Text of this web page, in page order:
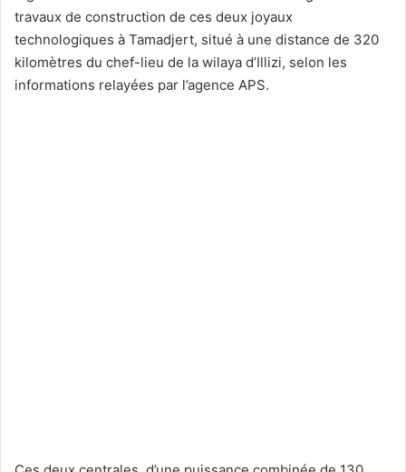
travaux de construction de ces deux joyaux
technologiques à Tamadjert, situé à une distance de 320
kilomètres du chef-lieu de la wilaya d’Illizi, selon les
informations relayées par l’agence APS.